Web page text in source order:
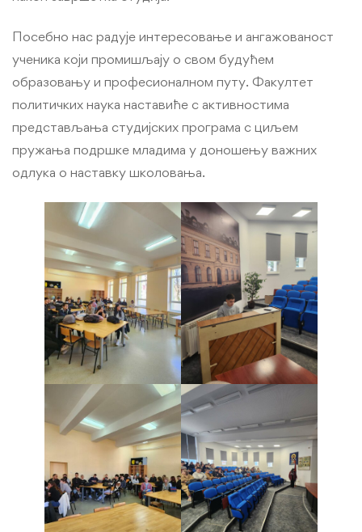
Посебно нас радује интересовање и ангажованост
ученика који промишљају о свом будућем
образовању и професионалном путу. Факултет
политичких наука наставиће с активностима
представљања студијских програма с циљем
пружања подршке младима у доношењу важних
одлука о наставку школовања.